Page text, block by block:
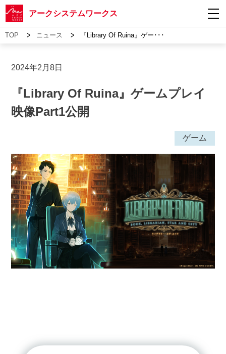
アークシステムワークス
TOP > ニュース > 『Library Of Ruina』ゲー･･･
2024年2月8日
『Library Of Ruina』ゲームプレイ
映像Part1公開
ゲーム